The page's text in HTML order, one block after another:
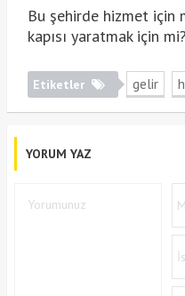
Bu şehirde hizmet için
kapısı yaratmak için mi?
Etiketler gelir
YORUM YAZ